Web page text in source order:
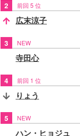
2 前回 5 位
広末涼子
3 NEW
寺田心
4 前回 1 位
りょう
5 NEW
ハン・ヒョジュ